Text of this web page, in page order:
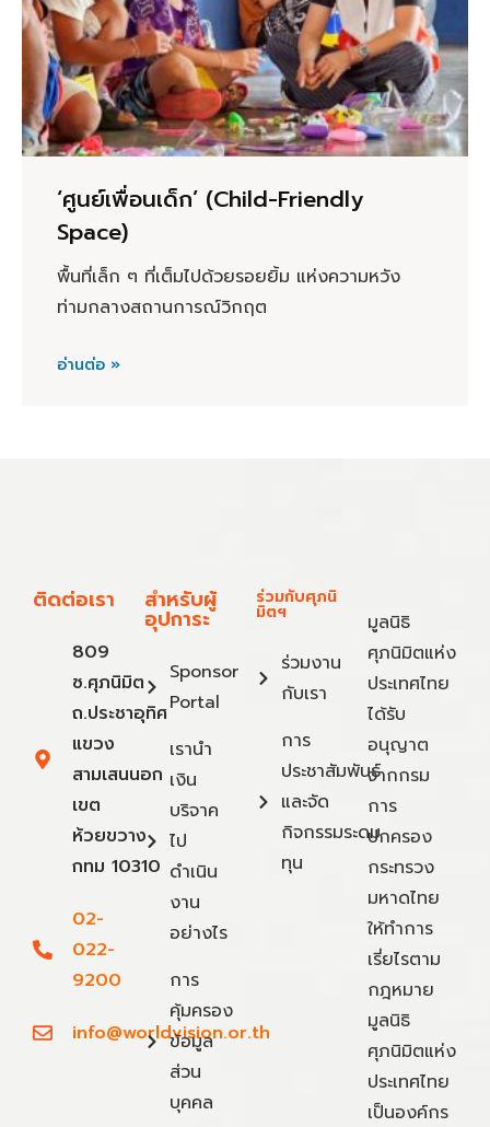
‘ศูนย์เพื่อนเด็ก’ (Child-Friendly
Space)
พื้นที่เล็ก ๆ ที่เต็มไปด้วยรอยยิ้ม แห่งความหวัง
ท่ามกลางสถานการณ์วิกฤต
อ่านต่อ »
ติดต่อเรา
809
ซ.ศุภนิมิต
ถ.ประชาอุทิศ
แขวง
สามเสนนอก
เขต
ห้วยขวาง
กทม 10310
02-
022-
9200
info@worldvision.or.th
สำหรับผู้
อุปการะ
Sponsor
Portal
เรานำ
เงิน
บริจาค
ไป
ดำเนิน
งาน
อย่างไร
การ
คุ้มครอง
ข้อมูล
ส่วน
บุคคล
ร่วมกับศุภนิ
มิตฯ
ร่วมงาน
กับเรา
การ
ประชาสัมพันธ์
และจัด
กิจกรรมระดม
ทุน
มูลนิธิ
ศุภนิมิตแห่ง
ประเทศไทย
ได้รับ
อนุญาต
จากกรม
การ
ปกครอง
กระทรวง
มหาดไทย
ให้ทำการ
เรี่ยไรตาม
กฎหมาย
มูลนิธิ
ศุภนิมิตแห่ง
ประเทศไทย
เป็นองค์กร